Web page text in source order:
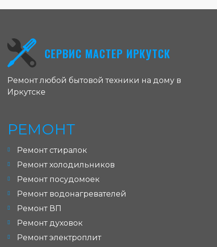
СЕРВИС МАСТЕР ИРКУТСК
Ремонт любой бытовой техники на дому в
Иркутске
РЕМОНТ
Ремонт стиралок
Ремонт холодильников
Ремонт посудомоек
Ремонт водонагревателей
Ремонт ВП
Ремонт духовок
Ремонт электроплит